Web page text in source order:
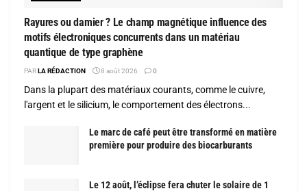
Rayures ou damier ? Le champ magnétique influence des
motifs électroniques concurrents dans un matériau
quantique de type graphène
PARLA RÉDACTION 8 août 2026 0
Dans la plupart des matériaux courants, comme le cuivre,
l'argent et le silicium, le comportement des électrons...
Le marc de café peut être transformé en matière
première pour produire des biocarburants
Le 12 août, l’éclipse fera chuter le solaire de 1